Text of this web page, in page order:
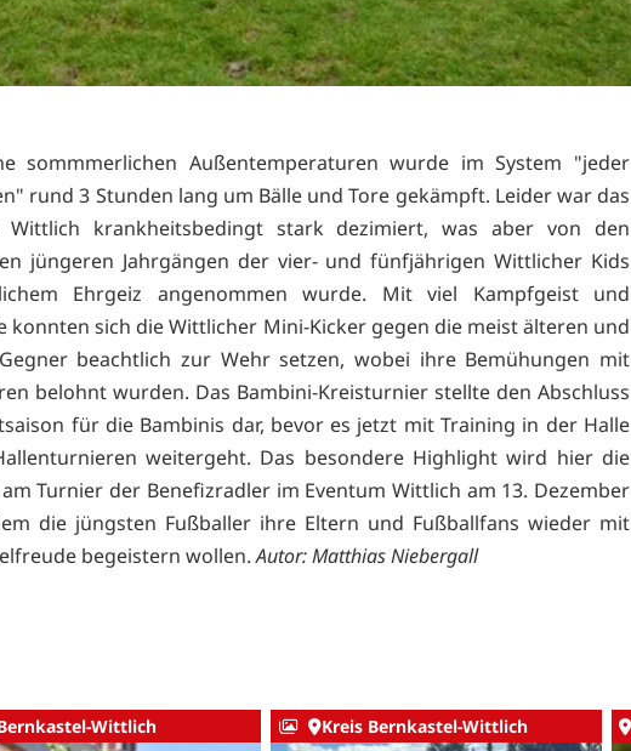
sommmerlichen Außentemperaturen wurde im System "jeder
rund 3 Stunden lang um Bälle und Tore gekämpft. Leider war das
Wittlich krankheitsbedingt stark dezimiert, was aber von den
jüngeren Jahrgängen der vier- und fünfjährigen Wittlicher Kids
Ehrgeiz angenommen wurde. Mit viel Kampfgeist und
konnten sich die Wittlicher Mini-Kicker gegen die meist älteren und
beachtlich zur Wehr setzen, wobei ihre Bemühungen mit
belohnt wurden. Das Bambini-Kreisturnier stellte den Abschluss
für die Bambinis dar, bevor es jetzt mit Training in der Halle
weitergeht. Das besondere Highlight wird hier die
Turnier der Benefizradler im Eventum Wittlich am 13. Dezember
die jüngsten Fußballer ihre Eltern und Fußballfans wieder mit
begeistern wollen.Autor: Matthias Niebergall
Wittlich Kreis Bernkastel-Wittlich